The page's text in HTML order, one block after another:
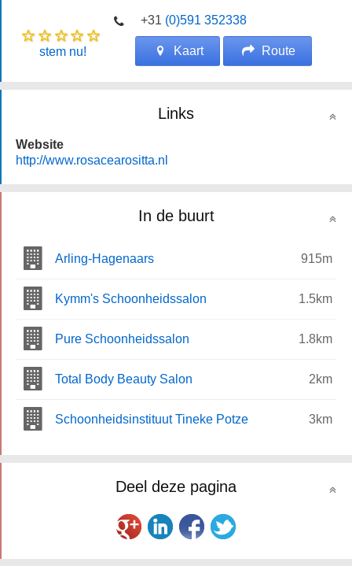
+31 (0)591 352338
stem nu! Kaart Route
Links
Website
http://www.rosacearositta.nl
In de buurt
Arling-Hagenaars 915m
Kymm's Schoonheidssalon 1.5km
Pure Schoonheidssalon 1.8km
Total Body Beauty Salon 2km
Schoonheidsinstituut Tineke Potze 3km
Deel deze pagina